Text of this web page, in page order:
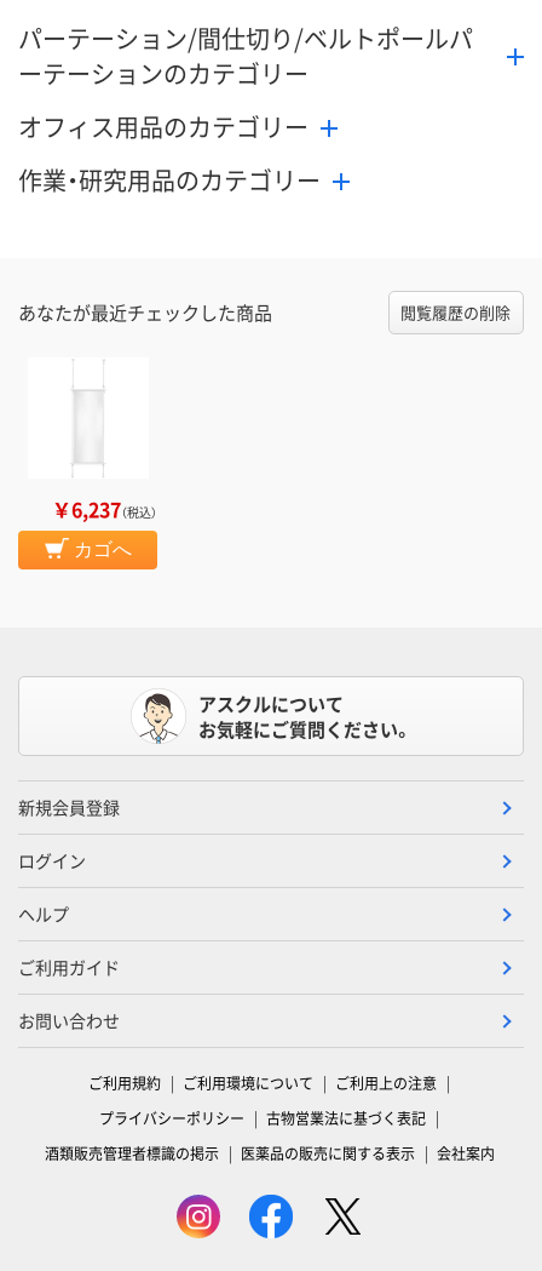
パーテーション/間仕切り/ベルトポールパ
ーテーションのカテゴリー
オフィス用品のカテゴリー
作業・研究用品のカテゴリー
あなたが最近チェックした商品 閲覧履歴の削除
￥6,237（税込）
カゴへ
アスクルについて
お気軽にご質問ください。
新規会員登録
ログイン
ヘルプ
ご利用ガイド
お問い合わせ
ご利用規約 ご利用環境について
ご利用上の注意
プライバシーポリシー
古物営業法に基づく表記
酒類販売管理者標識の掲示
医薬品の販売に関する表示 会社案内